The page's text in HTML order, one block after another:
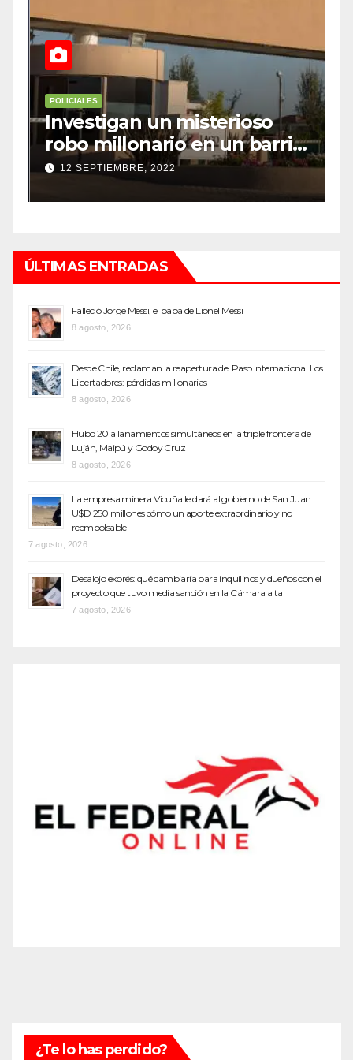
POLICIALES
Investigan un misterioso
robo millonario en un barrio
top de Maipú
12 SEPTIEMBRE, 2022
ÚLTIMAS ENTRADAS
Falleció Jorge Messi, el papá de Lionel Messi
8 agosto, 2026
Desde Chile, reclaman la reapertura del Paso Internacional Los
Libertadores: pérdidas millonarias
8 agosto, 2026
Hubo 20 allanamientos simultáneos en la triple frontera de
Luján, Maipú y Godoy Cruz
8 agosto, 2026
La empresa minera Vicuña le dará al gobierno de San Juan
U$D 250 millones cómo un aporte extraordinario y no
reembolsable
7 agosto, 2026
Desalojo exprés: qué cambiaría para inquilinos y dueños con el
proyecto que tuvo media sanción en la Cámara alta
7 agosto, 2026
¿Te lo has perdido?